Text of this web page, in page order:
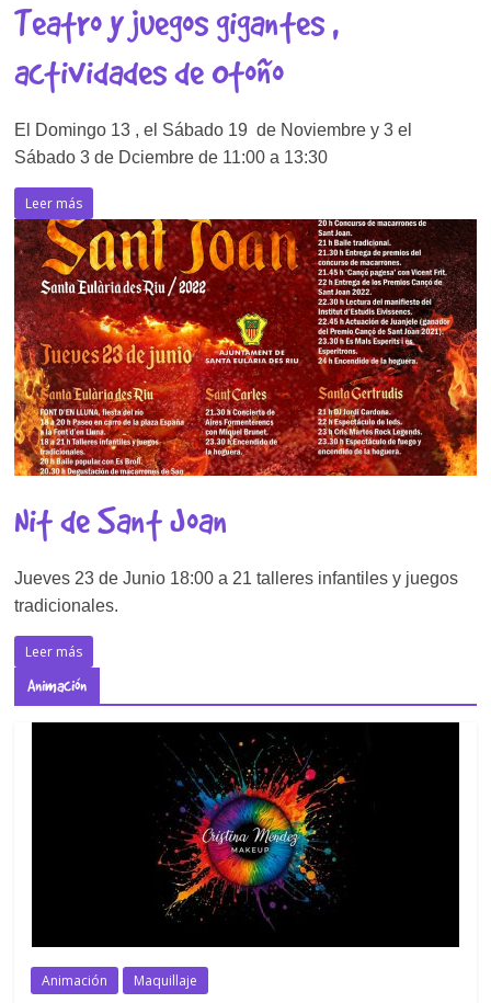
Teatro y juegos gigantes ,
actividades de Otoño
El Domingo 13 , el Sábado 19 de Noviembre y 3 el
Sábado 3 de Dciembre de 11:00 a 13:30
Leer más
Nit de Sant Joan
Jueves 23 de Junio 18:00 a 21 talleres infantiles y juegos
tradicionales.
Leer más
Animación
Animación Maquillaje